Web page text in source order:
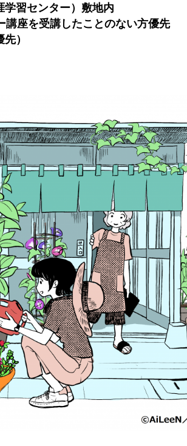
習センター）敷地内
座を受講したことのない方優先
）